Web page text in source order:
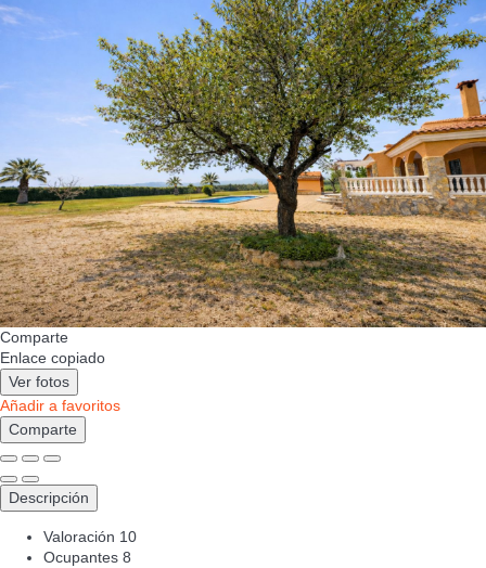
Comparte
Enlace copiado
Ver fotos
Añadir a favoritos
Comparte
Descripción
Valoración 10
Ocupantes 8